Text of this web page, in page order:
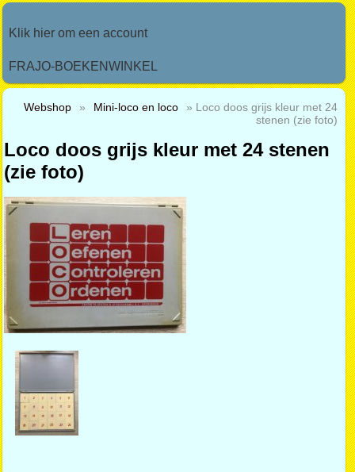
Klik hier om een account
FRAJO-BOEKENWINKEL
Webshop » Mini-loco en loco
» Loco doos grijs kleur met 24
stenen (zie foto)
Loco doos grijs kleur met 24 stenen
(zie foto)